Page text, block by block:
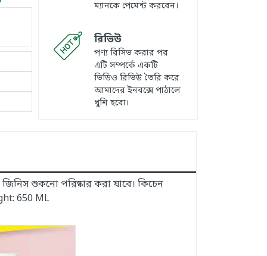
ম্যানকে পেমেন্ট করবেন।
রিভিউ
পণ্য রিসিভ করার পর
এটি সম্পর্কে একটি
ভিডিও রিভিউ তৈরি করে
আমাদের ইনবক্সে পাঠালে
খুশি হবো।
শুকনো পরিষ্কার করা যাবে। কিচেন
650 ML